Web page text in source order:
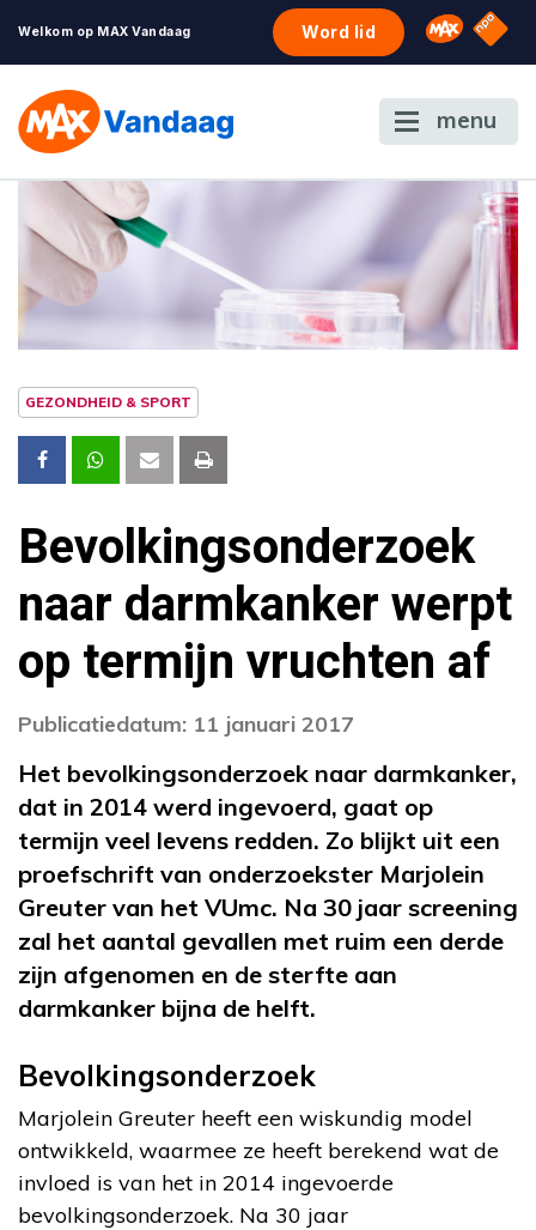
Welkom op MAX Vandaag Word lid Omroep
NPO
menu
GEZONDHEID & SPORT
Bevolkingsonderzoek
naar darmkanker werpt
op termijn vruchten af
Publicatiedatum: 11 januari 2017
Het bevolkingsonderzoek naar darmkanker,
dat in 2014 werd ingevoerd, gaat op
termijn veel levens redden. Zo blijkt uit een
proefschrift van onderzoekster Marjolein
Greuter van het VUmc. Na 30 jaar screening
zal het aantal gevallen met ruim een derde
zijn afgenomen en de sterfte aan
darmkanker bijna de helft.
Bevolkingsonderzoek
Marjolein Greuter heeft een wiskundig model
ontwikkeld, waarmee ze heeft berekend wat de
invloed is van het in 2014 ingevoerde
bevolkingsonderzoek. Na 30 jaar